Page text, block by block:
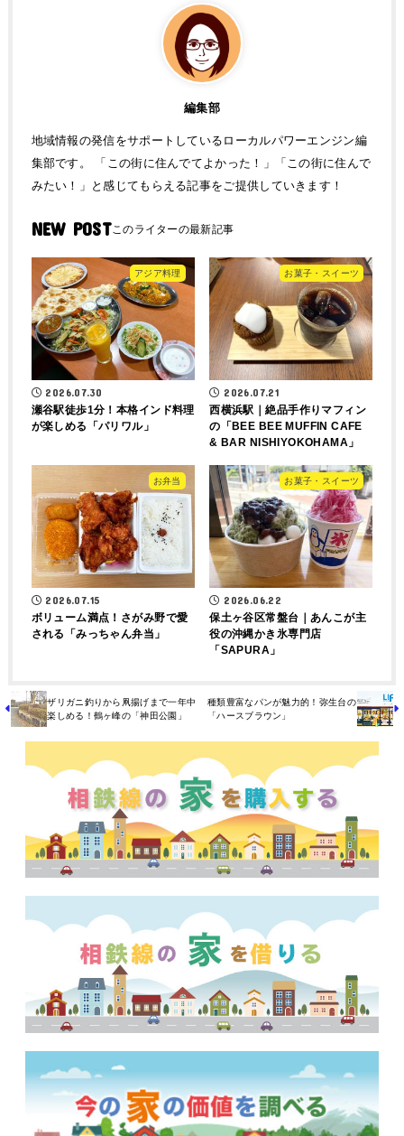
編集部
地域情報の発信をサポートしているローカルパワーエンジン編
集部です。 「この街に住んでてよかった！」「この街に住んで
みたい！」と感じてもらえる記事をご提供していきます！
NEW POST
アジア料理
2026.07.30
瀬谷駅徒歩1分！本格インド料理
が楽しめる「パリワル」
お菓子・スイーツ
2026.07.21
西横浜駅｜絶品手作りマフィン
の「BEE BEE MUFFIN CAFE
& BAR NISHIYOKOHAMA」
お弁当
2026.07.15
ボリューム満点！さがみ野で愛
される「みっちゃん弁当」
お菓子・スイーツ
2026.06.22
保土ヶ谷区常盤台｜あんこが主
役の沖縄かき氷専門店
「SAPURA」
ザリガニ釣りから凧揚げまで一年中
楽しめる！鶴ヶ峰の「神田公園」
種類豊富なパンが魅力的！弥生台の
「ハースブラウン」